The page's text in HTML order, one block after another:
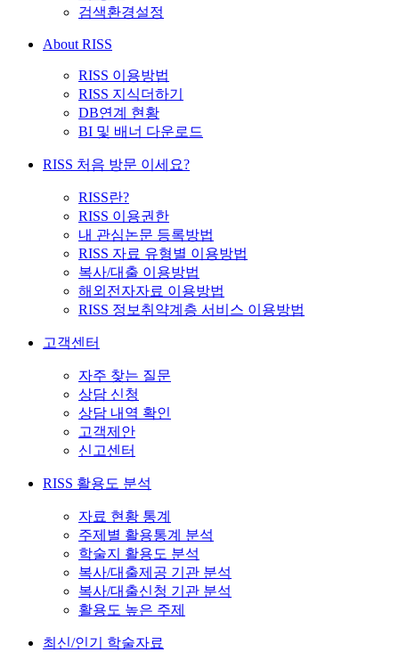
검색환경설정
About RISS
RISS 이용방법
RISS 지식더하기
DB연계 현황
BI 및 배너 다운로드
RISS 처음 방문 이세요?
RISS란?
RISS 이용권한
내 관심논문 등록방법
RISS 자료 유형별 이용방법
복사/대출 이용방법
해외전자자료 이용방법
RISS 정보취약계층 서비스 이용방법
고객센터
자주 찾는 질문
상담 신청
상담 내역 확인
고객제안
신고센터
RISS 활용도 분석
자료 현황 통계
주제별 활용통계 분석
학술지 활용도 분석
복사/대출제공 기관 분석
복사/대출신청 기관 분석
활용도 높은 주제
최신/인기 학술자료